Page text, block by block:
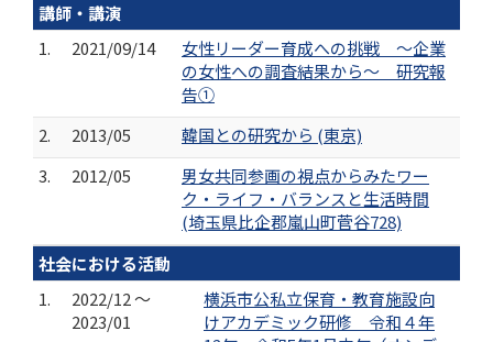
講師・講演
1.
2021/09/14
女性リーダー育成への挑戦 ～企業
の女性への調査結果から～ 研究報
告①
2.
2013/05
韓国との研究から (東京)
3.
2012/05
男女共同参画の視点からみたワー
ク・ライフ・バランスと生活時間
(埼玉県比企郡嵐山町菅谷728)
社会における活動
1.
2022/12 ～
2023/01
横浜市公私立保育・教育施設向
けアカデミック研修 令和４年